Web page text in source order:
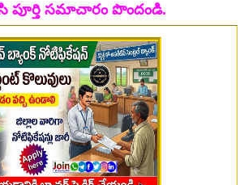
పూర్తి సమాచారం పొందండి.
Ends on 07-August-2026